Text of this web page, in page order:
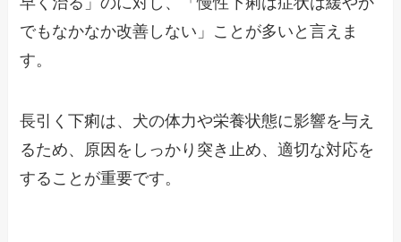
でもなかなか改善しない」ことが多いと言えま
す。
長引く下痢は、犬の体力や栄養状態に影響を与え
るため、原因をしっかり突き止め、適切な対応を
することが重要です。